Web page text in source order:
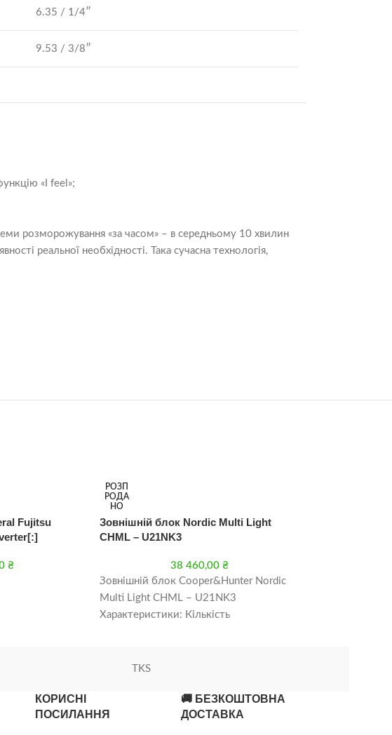
6.35 / 1/4″
9.53 / 3/8″
«I feel»;
розморожування «за часом» – в середньому 10 хвилин
реальної необхідності. Така сучасна технологія,
Fujitsu
₴
РОЗП
РОДА
НО
Зовнішній блок Nordic Multi Light
CHML – U21NK3
38 460,00 ₴
Зовнішній блок Cooper&Hunter Nordic
Multi Light CHML – U21NK3
Характеристики: Кількість
TKS
КОРИСНІ
ПОСИЛАННЯ
🚚 БЕЗКОШТОВНА
ДОСТАВКА